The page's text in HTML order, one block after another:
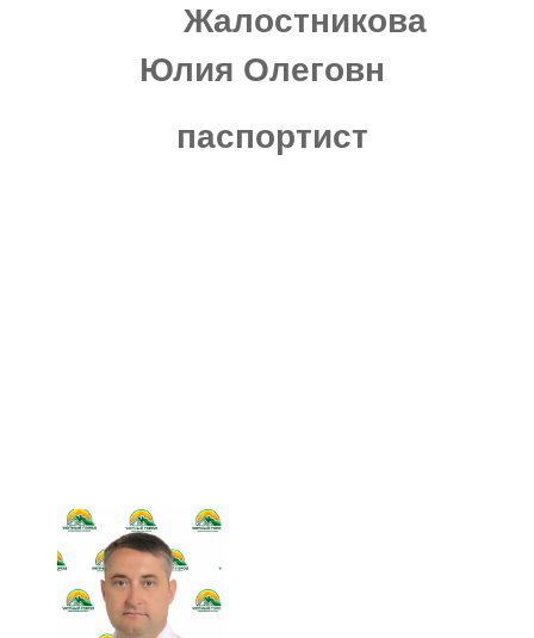
Жалостникова
Юлия Олеговн
паспортист